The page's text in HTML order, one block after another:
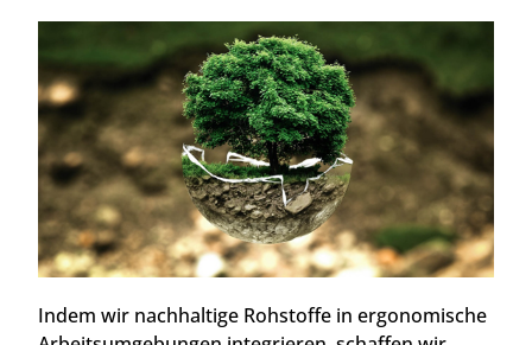
Indem wir nachhaltige Rohstoffe in ergonomische